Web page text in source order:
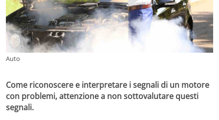
Auto
Come riconoscere e interpretare i segnali di un motore
con problemi, attenzione a non sottovalutare questi
segnali.